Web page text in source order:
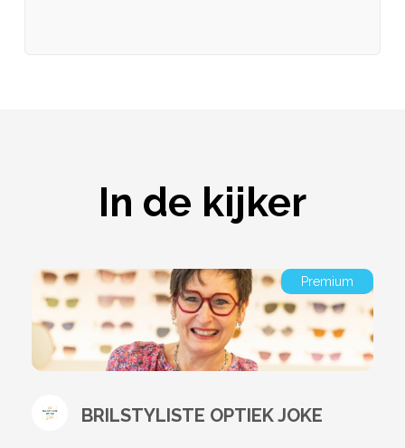
In de kijker
Premium
BRILSTYLISTE OPTIEK JOKE